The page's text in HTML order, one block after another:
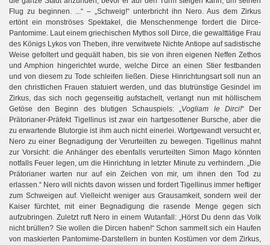
Flug zu beginnen. ...“ – „Schweig!“ unterbricht ihn Nero. Aus dem Zirkus
ertönt ein monströses Spektakel, die Menschenmenge fordert die Dirce-
Pantomime. Laut einem griechischen Mythos soll Dirce, die gewalttätige Frau
des Königs Lykos von Theben, ihre verwitwete Nichte Antiope auf sadistische
Weise gefoltert und gequält haben, bis sie von ihren eigenen Neffen Zethos
und Amphion hingerichtet wurde, welche Dirce an einen Stier festbanden
und von diesem zu Tode schleifen ließen. Diese Hinrichtungsart soll nun an
den christlichen Frauen statuiert werden, und das blutrünstige Gesindel im
Zirkus, das sich noch gegenseitig aufstachelt, verlangt nun mit höllischem
Getöse den Beginn des blutigen Schauspiels: „Vogliam le Dirci!“ Der
Prätorianer-Präfekt Tigellinus ist zwar ein hartgesottener Bursche, aber die
zu erwartende Blutorgie ist ihm auch nicht einerlei. Wortgewandt versucht er,
Nero zu einer Begnadigung der Verurteilten zu bewegen. Tigellinus mahnt
zur Vorsicht: die Anhänger des ebenfalls verurteilten Simon Mago könnten
notfalls Feuer legen, um die Hinrichtung in letzter Minute zu verhindern. „Die
Prätorianer warten nur auf ein Zeichen von mir, um ihnen den Tod zu
erlassen.“ Nero will nichts davon wissen und fordert Tigellinus immer heftiger
zum Schweigen auf. Vielleicht weniger aus Grausamkeit, sondern weil der
Kaiser fürchtet, mit einer Begnadigung die rasende Menge gegen sich
aufzubringen. Zuletzt ruft Nero in einem Wutanfall: „Hörst Du denn das Volk
nicht brüllen? Sie wollen die Dircen haben!“ Schon sammelt sich ein Haufen
von maskierten Pantomime-Darstellern in bunten Kostümen vor dem Zirkus,